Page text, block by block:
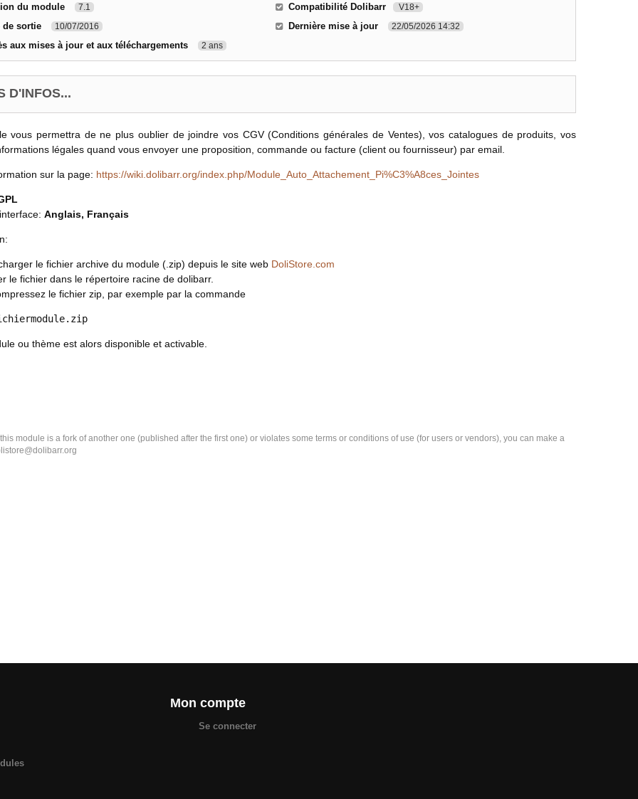
du module 7.1
de sortie 10/07/2016
aux mises à jour et aux téléchargements 2 ans
Compatibilité Dolibarr V18+
Dernière mise à jour 22/05/2026 14:32
D'INFOS...
vous permettra de ne plus oublier de joindre vos CGV (Conditions générales de Ventes), vos catalogues de produits, vos
légales quand vous envoyer une proposition, commande ou facture (client ou fournisseur) par email.
sur la page: https://wiki.dolibarr.org/index.php/Module_Auto_Attachement_Pi%C3%A8ces_Jointes
Anglais, Français
le fichier archive du module (.zip) depuis le site web DoliStore.com
le fichier dans le répertoire racine de dolibarr.
le fichier zip, par exemple par la commande
ou thème est alors disponible et activable.
module is a fork of another one (published after the first one) or violates some terms or conditions of use (for users or vendors), you can make a
Mon compte
Se connecter